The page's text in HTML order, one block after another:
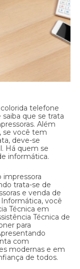
telefone
que se trata
Além
se você tem
deve-se
Há quem se
informática.
impressora
trata-se de
e venda de
você
Técnica em
Técnica de
para
com
modernas e em
de todos.